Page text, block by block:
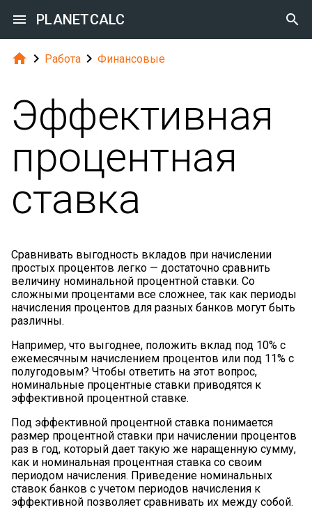
 PLANETCALC 
  Работа  Финансовые
Эффективная
процентная
ставка
Сравнивать выгодность вкладов при начислении
простых процентов легко — достаточно сравнить
величину номинальной процентной ставки. Со
сложными процентами все сложнее, так как периоды
начисления процентов для разных банков могут быть
различны.
Например, что выгоднее, положить вклад под 10% с
ежемесячным начислением процентов или под 11% с
полугодовым? Чтобы ответить на этот вопрос,
номинальные процентные ставки приводятся к
эффективной процентной ставке.
Под эффективной процентной ставка понимается
размер процентной ставки при начислении процентов
раз в год, который дает такую же наращенную сумму,
как и номинальная процентная ставка со своим
периодом начисления. Приведение номинальных
ставок банков с учетом периодов начисления к
эффективной позволяет сравнивать их между собой.